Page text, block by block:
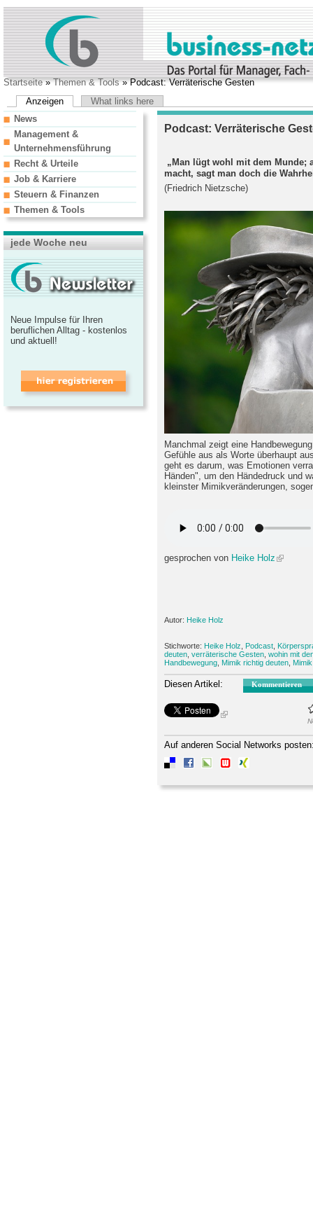
Startseite»Themen & Tools» Podcast: Verräterische Gesten
Anzeigen
What links here
Podcast: Verräterische
„Man lügt wohl mit dem Munde;
macht, sagt man doch die
(Friedrich Nietzsche)
Manchmal zeigt eine
Gefühle aus als Worte überhaupt
geht es darum, was Emotionen
Händen", um den Händedruck und
kleinster Mimikveränderungen,
gesprochen von Heike Holz
Autor: Heike Holz
Stichworte: Heike Holz Podcast
deuten verräterische Gesten wohin mit
Handbewegung Mimik richtig deuten
Diesen Artikel: Kommentieren
Auf anderen Social Networks
News
Management &
Unternehmensführung
Recht & Urteile
Job & Karriere
Steuern & Finanzen
Themen & Tools
jede Woche neu
Neue Impulse für Ihren
beruflichen Alltag - kostenlos
und aktuell!